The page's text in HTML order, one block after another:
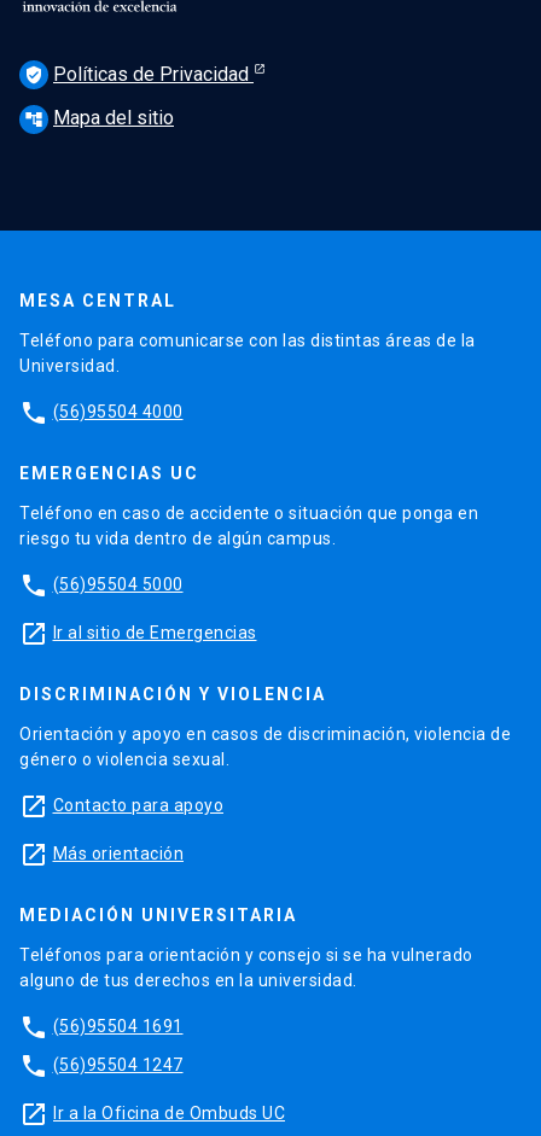
verified_user Políticas de Privacidad
account_tree Mapa del sitio
MESA CENTRAL
Teléfono para comunicarse con las distintas áreas de la
Universidad.
phone (56)95504 4000
EMERGENCIAS UC
Teléfono en caso de accidente o situación que ponga en
riesgo tu vida dentro de algún campus.
phone (56)95504 5000
launch Ir al sitio de Emergencias
DISCRIMINACIÓN Y VIOLENCIA
Orientación y apoyo en casos de discriminación, violencia de
género o violencia sexual.
launch Contacto para apoyo
launch Más orientación
MEDIACIÓN UNIVERSITARIA
Teléfonos para orientación y consejo si se ha vulnerado
alguno de tus derechos en la universidad.
phone (56)95504 1691
phone (56)95504 1247
launch Ir a la Oficina de Ombuds UC